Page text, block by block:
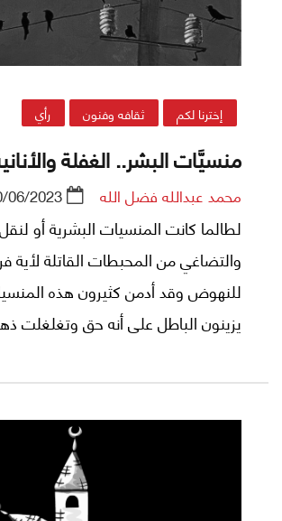
إخترنا لكم ثقافه وفنون رأي
منسيَّات البشر.. الغفلة
محمد عبدالله فضل الله 06/2023
لطالما كانت المنسيات البشرية أو
والتضاغي من المحبطات القاتلة لأية
للنهوض وقد أدمن كثيرون هذه
يزينون الباطل على أنه حق وتغلغلت
الجمعية.